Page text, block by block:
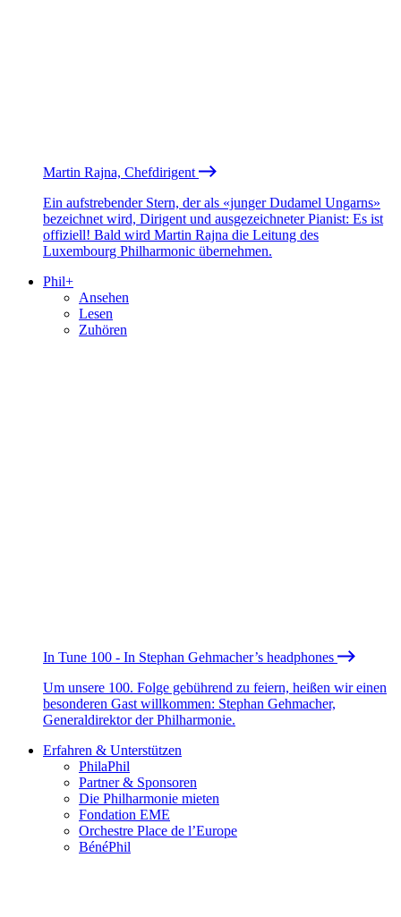
Martin Rajna, Chefdirigent
Ein aufstrebender Stern, der als «junger Dudamel Ungarns»
bezeichnet wird, Dirigent und ausgezeichneter Pianist: Es ist
offiziell! Bald wird Martin Rajna die Leitung des
Luxembourg Philharmonic übernehmen.
Phil+
Ansehen
Lesen
Zuhören
In Tune 100 - In Stephan Gehmacher’s headphones
Um unsere 100. Folge gebührend zu feiern, heißen wir einen
besonderen Gast willkommen: Stephan Gehmacher,
Generaldirektor der Philharmonie.
Erfahren & Unterstützen
PhilaPhil
Partner & Sponsoren
Die Philharmonie mieten
Fondation EME
Orchestre Place de l’Europe
BénéPhil